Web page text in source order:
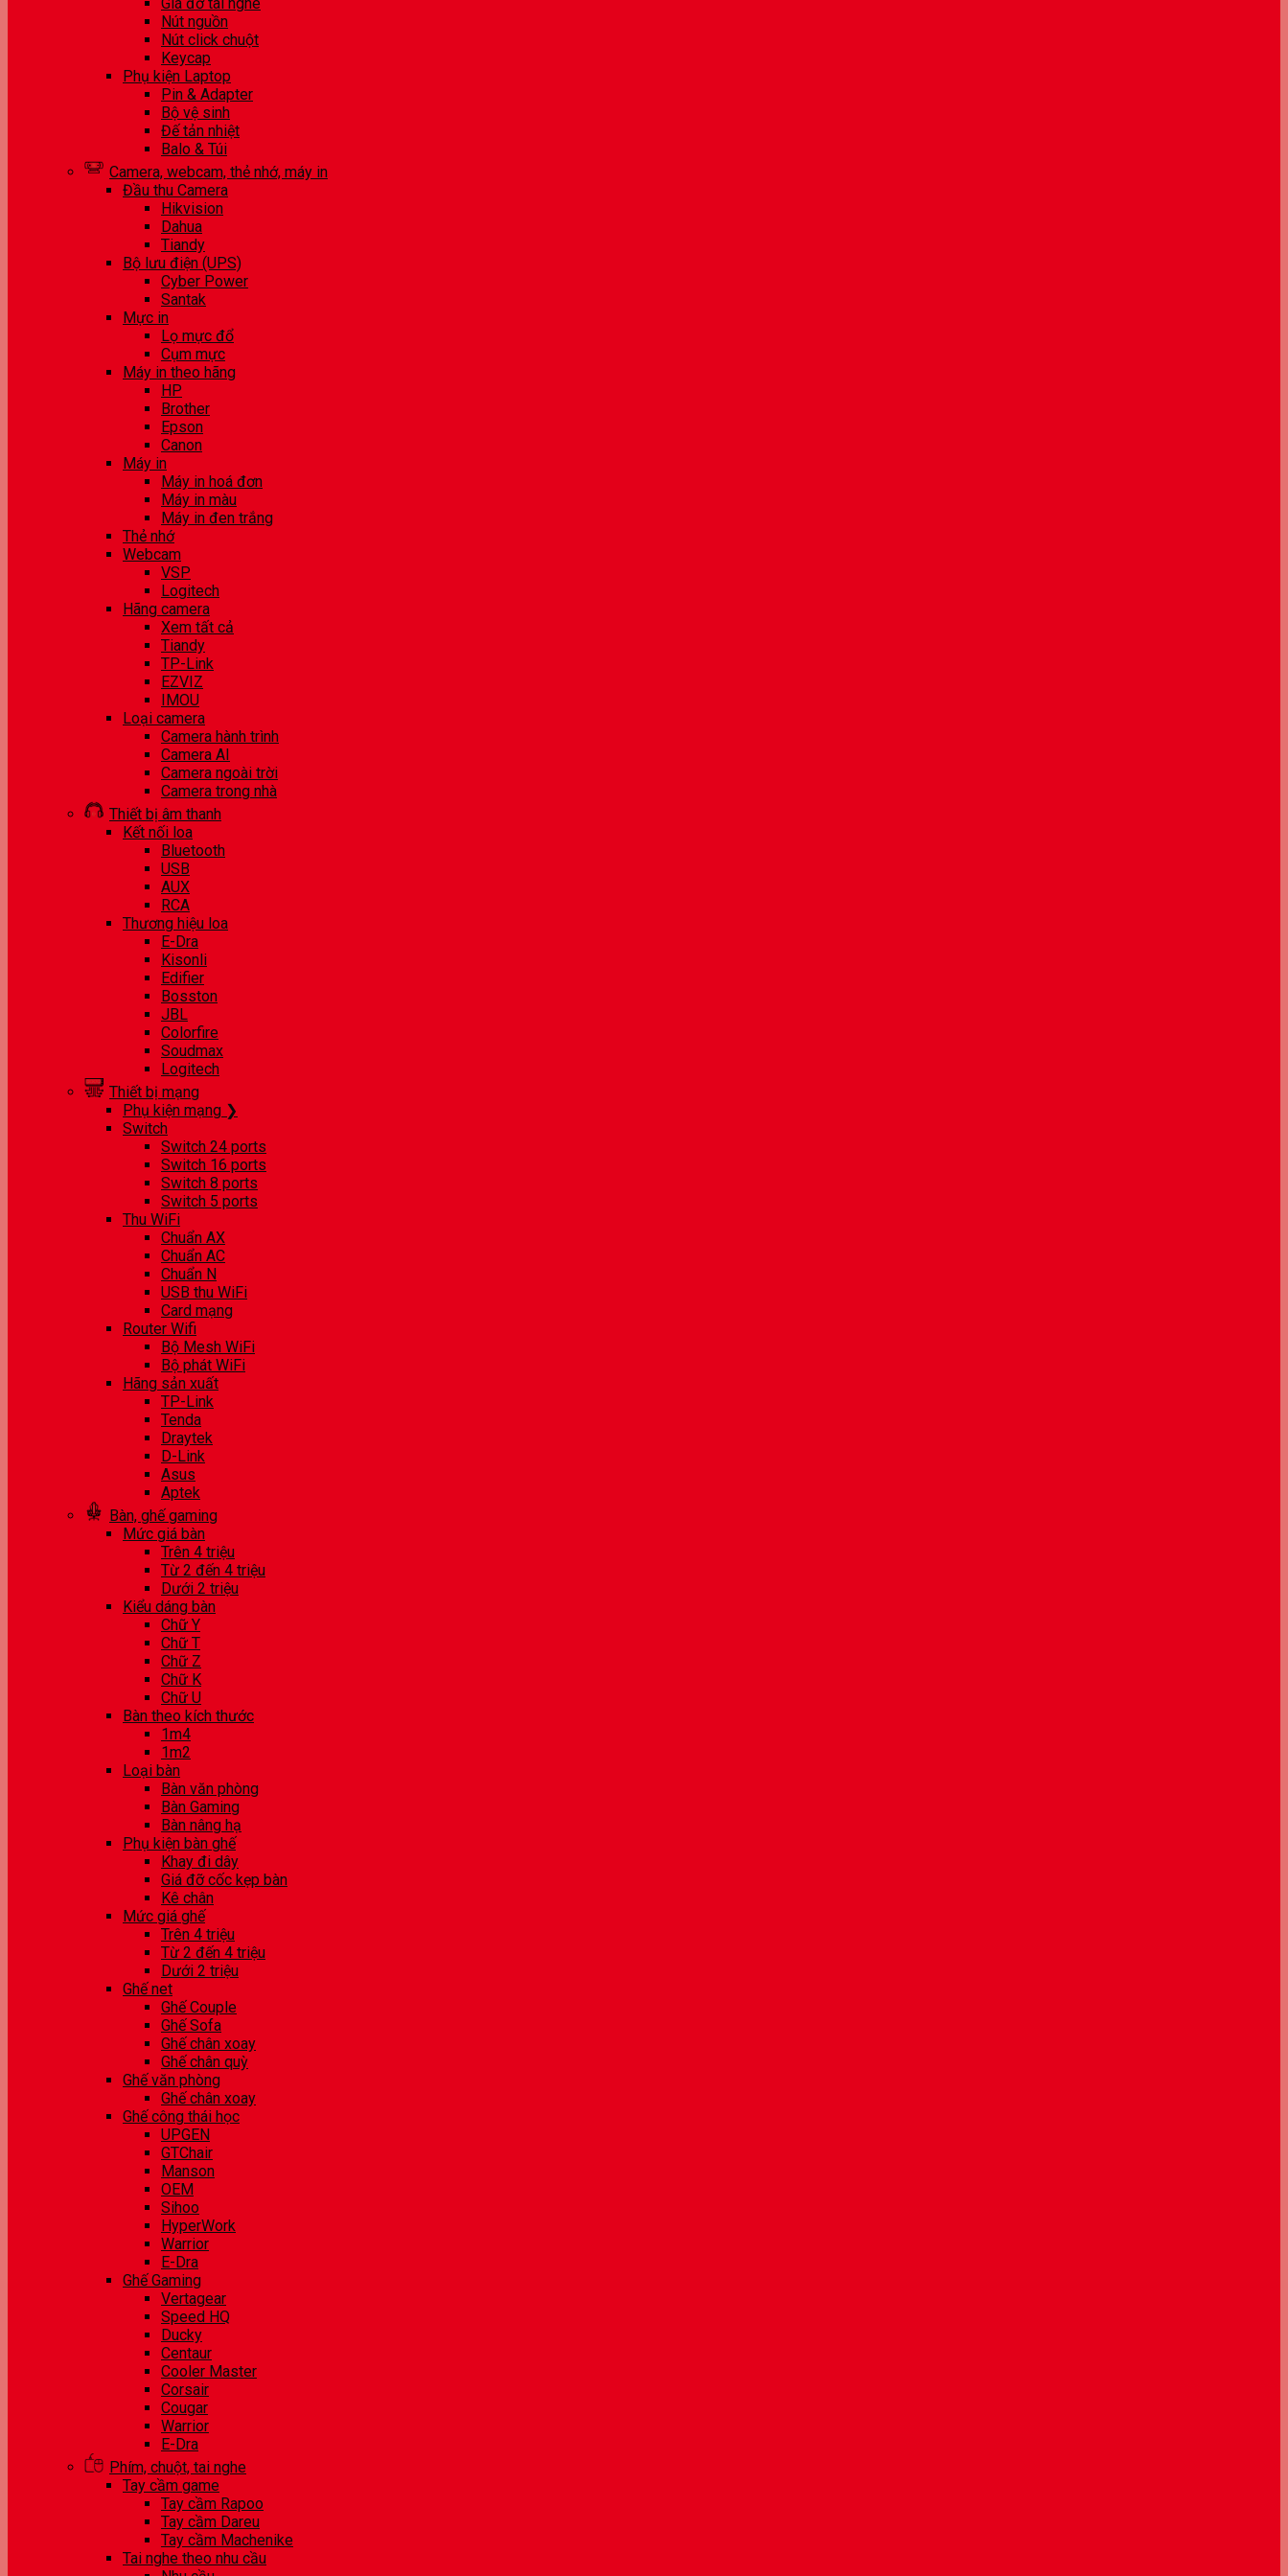
Nút nguồn
Nút click chuột
Keycap
Phụ kiện Laptop
Pin & Adapter
Bộ vệ sinh
Đế tản nhiệt
Balo & Túi
Camera, webcam, thẻ nhớ, máy in
Đầu thu Camera
Hikvision
Dahua
Tiandy
Bộ lưu điện (UPS)
Cyber Power
Santak
Mực in
Lọ mực đổ
Cụm mực
Máy in theo hãng
HP
Brother
Epson
Canon
Máy in
Máy in hoá đơn
Máy in màu
Máy in đen trắng
Thẻ nhớ
Webcam
VSP
Logitech
Hãng camera
Xem tất cả
Tiandy
TP-Link
EZVIZ
IMOU
Loại camera
Camera hành trình
Camera AI
Camera ngoài trời
Camera trong nhà
Thiết bị âm thanh
Kết nối loa
Bluetooth
USB
AUX
RCA
Thương hiệu loa
E-Dra
Kisonli
Edifier
Bosston
JBL
Colorfire
Soudmax
Logitech
Thiết bị mạng
Phụ kiện mạng ❯
Switch
Switch 24 ports
Switch 16 ports
Switch 8 ports
Switch 5 ports
Thu WiFi
Chuẩn AX
Chuẩn AC
Chuẩn N
USB thu WiFi
Card mạng
Router Wifi
Bộ Mesh WiFi
Bộ phát WiFi
Hãng sản xuất
TP-Link
Tenda
Draytek
D-Link
Asus
Aptek
Bàn, ghế gaming
Mức giá bàn
Trên 4 triệu
Từ 2 đến 4 triệu
Dưới 2 triệu
Kiểu dáng bàn
Chữ Y
Chữ T
Chữ Z
Chữ K
Chữ U
Bàn theo kích thước
1m4
1m2
Loại bàn
Bàn văn phòng
Bàn Gaming
Bàn nâng hạ
Phụ kiện bàn ghế
Khay đi dây
Giá đỡ cốc kẹp bàn
Kê chân
Mức giá ghế
Trên 4 triệu
Từ 2 đến 4 triệu
Dưới 2 triệu
Ghế net
Ghế Couple
Ghế Sofa
Ghế chân xoay
Ghế chân quỳ
Ghế văn phòng
Ghế chân xoay
Ghế công thái học
UPGEN
GTChair
Manson
OEM
Sihoo
HyperWork
Warrior
E-Dra
Ghế Gaming
Vertagear
Speed HQ
Ducky
Centaur
Cooler Master
Corsair
Cougar
Warrior
E-Dra
Phím, chuột, tai nghe
Tay cầm game
Tay cầm Rapoo
Tay cầm Dareu
Tay cầm Machenike
Tai nghe theo nhu cầu